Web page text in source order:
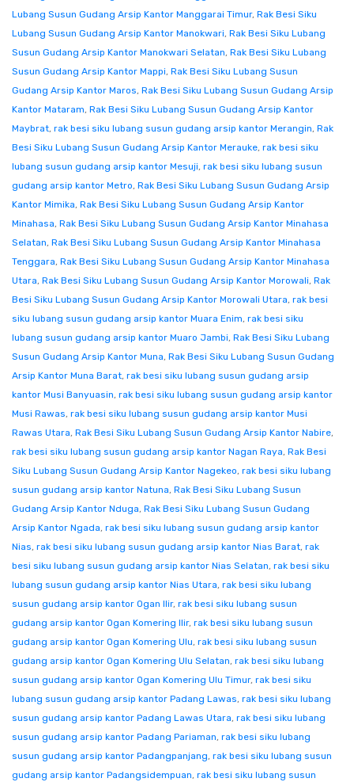
Lubang Susun Gudang Arsip Kantor Manggarai Timur, Rak Besi Siku
Lubang Susun Gudang Arsip Kantor Manokwari, Rak Besi Siku Lubang
Susun Gudang Arsip Kantor Manokwari Selatan, Rak Besi Siku Lubang
Susun Gudang Arsip Kantor Mappi, Rak Besi Siku Lubang Susun
Gudang Arsip Kantor Maros, Rak Besi Siku Lubang Susun Gudang Arsip
Kantor Mataram, Rak Besi Siku Lubang Susun Gudang Arsip Kantor
Maybrat, rak besi siku lubang susun gudang arsip kantor Merangin, Rak
Besi Siku Lubang Susun Gudang Arsip Kantor Merauke, rak besi siku
lubang susun gudang arsip kantor Mesuji, rak besi siku lubang susun
gudang arsip kantor Metro, Rak Besi Siku Lubang Susun Gudang Arsip
Kantor Mimika, Rak Besi Siku Lubang Susun Gudang Arsip Kantor
Minahasa, Rak Besi Siku Lubang Susun Gudang Arsip Kantor Minahasa
Selatan, Rak Besi Siku Lubang Susun Gudang Arsip Kantor Minahasa
Tenggara, Rak Besi Siku Lubang Susun Gudang Arsip Kantor Minahasa
Utara, Rak Besi Siku Lubang Susun Gudang Arsip Kantor Morowali, Rak
Besi Siku Lubang Susun Gudang Arsip Kantor Morowali Utara, rak besi
siku lubang susun gudang arsip kantor Muara Enim, rak besi siku
lubang susun gudang arsip kantor Muaro Jambi, Rak Besi Siku Lubang
Susun Gudang Arsip Kantor Muna, Rak Besi Siku Lubang Susun Gudang
Arsip Kantor Muna Barat, rak besi siku lubang susun gudang arsip
kantor Musi Banyuasin, rak besi siku lubang susun gudang arsip kantor
Musi Rawas, rak besi siku lubang susun gudang arsip kantor Musi
Rawas Utara, Rak Besi Siku Lubang Susun Gudang Arsip Kantor Nabire,
rak besi siku lubang susun gudang arsip kantor Nagan Raya, Rak Besi
Siku Lubang Susun Gudang Arsip Kantor Nagekeo, rak besi siku lubang
susun gudang arsip kantor Natuna, Rak Besi Siku Lubang Susun
Gudang Arsip Kantor Nduga, Rak Besi Siku Lubang Susun Gudang
Arsip Kantor Ngada, rak besi siku lubang susun gudang arsip kantor
Nias, rak besi siku lubang susun gudang arsip kantor Nias Barat, rak
besi siku lubang susun gudang arsip kantor Nias Selatan, rak besi siku
lubang susun gudang arsip kantor Nias Utara, rak besi siku lubang
susun gudang arsip kantor Ogan Ilir, rak besi siku lubang susun
gudang arsip kantor Ogan Komering Ilir, rak besi siku lubang susun
gudang arsip kantor Ogan Komering Ulu, rak besi siku lubang susun
gudang arsip kantor Ogan Komering Ulu Selatan, rak besi siku lubang
susun gudang arsip kantor Ogan Komering Ulu Timur, rak besi siku
lubang susun gudang arsip kantor Padang Lawas, rak besi siku lubang
susun gudang arsip kantor Padang Lawas Utara, rak besi siku lubang
susun gudang arsip kantor Padang Pariaman, rak besi siku lubang
susun gudang arsip kantor Padangpanjang, rak besi siku lubang susun
gudang arsip kantor Padangsidempuan, rak besi siku lubang susun